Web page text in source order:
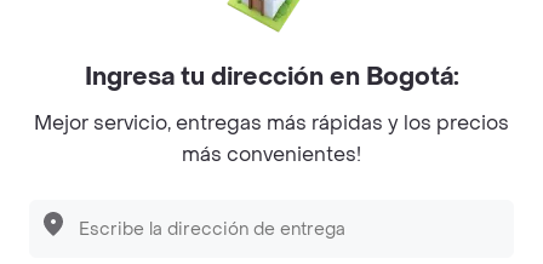
Descubre las PROMOCIONES que tenemos
Facebook
Twitter
Instagram
©2026Rappi Inc. All rights reserved.
Ingresa tu dirección en Bogotá:
Mejor servicio, entregas más rápidas y los precios
más convenientes!